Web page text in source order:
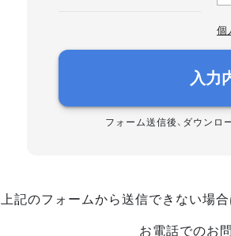
個
入力
フォーム送信後、ダウンロ
上記のフォームから送信できない場合
お電話でのお